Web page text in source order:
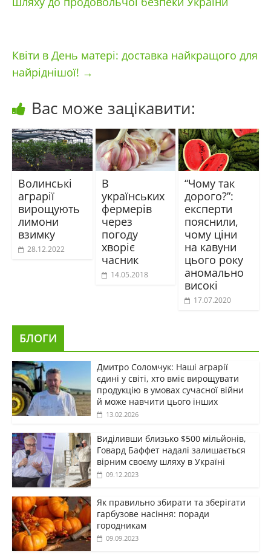
Квіти в День матері: доставка найкращого для
найріднішої! →
Вас може зацікавити:
Волинські
аграрії
вирощують
лимони
взимку
28.12.2022
В
українських
фермерів
через
погоду
хворіє
часник
14.05.2018
“Чому так
дорого?”:
експерти
пояснили,
чому ціни
на кавуни
цього року
аномально
високі
17.07.2020
БЛОГИ
Дмитро Соломчук: Наші аграрії
єдині у світі, хто вміє вирощувати
продукцію в умовах сучасної війни
й може навчити цього інших
13.02.2026
Виділивши близько $500 мільйонів,
Говард Баффет надалі залишається
вірним своєму шляху в Україні
09.12.2023
Як правильно збирати та зберігати
гарбузове насіння: поради
городникам
09.09.2023